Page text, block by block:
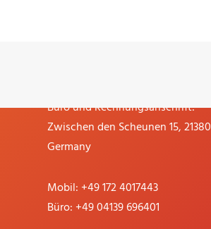
Büro und Rechnungsanschrift:
Zwischen den Scheunen 15,
Germany
Mobil: +49 172 4017443
Büro: +49 04139 696401